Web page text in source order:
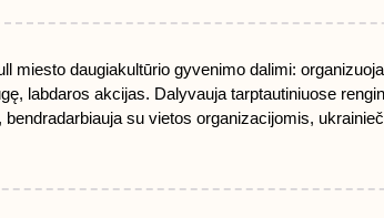
miesto daugiakultūrio gyvenimo dalimi:
labdaros akcijas. Dalyvauja tarptautiniuose
su vietos organizacijomis,